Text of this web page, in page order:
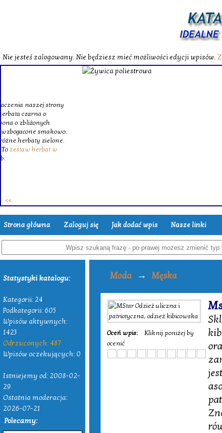
Nie jesteś zalogowany. Nie będziesz mieć możliwości edycji wpisów.
Strona główna Zaloguj się Jak dodać wpis Nasze linki
Statystyki katalogu:
Kategorii: 24
Podkategorii: 605
Wpisów aktywnych:
1423
Odrzuconych: 487
Wpisów oczekujących: 0
Istniejemy od: 2008-02-
29
Ostatnia moderacja:
2026-07-21
Polecamy:
Moda → Męska
Oceń wpis:
Kliknij poniżej by
ocenić